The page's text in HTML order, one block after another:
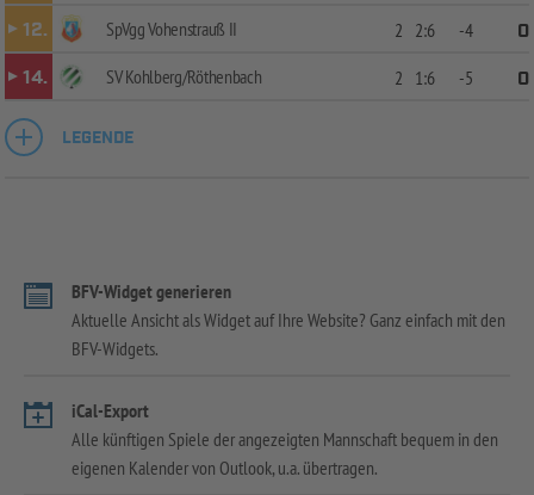
12. SpVgg Vohenstrauß II 2 2:6 -4
0
14.
SV Kohlberg/Röthenbach 2 1:6 -5 0
LEGENDE
BFV-Widget generieren
Aktuelle Ansicht als Widget auf Ihre Website? Ganz einfach mit den
BFV-Widgets.
iCal-Export
Alle künftigen Spiele der angezeigten Mannschaft bequem in den
eigenen Kalender von Outlook, u.a. übertragen.